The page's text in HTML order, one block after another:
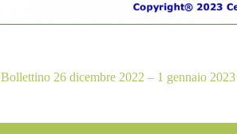
Bollettino 26 dicembre 2022 – 1 gennaio 2023